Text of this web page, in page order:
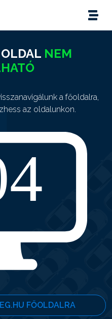
NEM
a főoldalra,
az oldalunkon.
FŐOLDALRA